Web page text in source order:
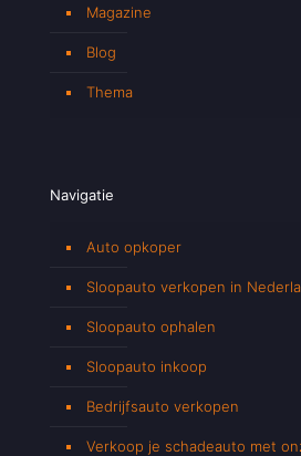
Magazine
Blog
Thema
Navigatie
Auto opkoper
Sloopauto verkopen in
Sloopauto ophalen
Sloopauto inkoop
Bedrijfsauto verkopen
Verkoop je schadeauto met